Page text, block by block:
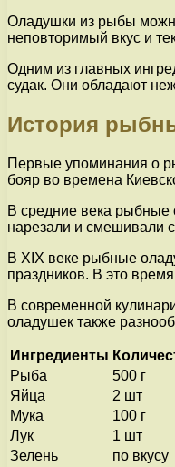
Оладушки из рыбы
неповторимый вкус и
Одним из главных
судак. Они обладают
История
Первые упоминания о
бояр во времена
В средние века рыбные
нарезали и смешивали
В XIX веке рыбные
праздников. В это
В современной
оладушек также
Ингредиенты
Рыба
500 г
Яйца
2 шт
Мука
100 г
Лук
1 шт
Зелень
по вкусу